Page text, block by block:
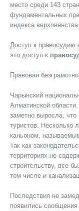
место среди 143 стран
фундаментальных
индекса
Доступ к правосудию
это доступ к
Правовая
Чарынский
Алматинской
заметно выросла,
туристов. Несколько
каньоном,
Так как
территориях не
строительству, все
том числе и
Последствия не
появились сообщения